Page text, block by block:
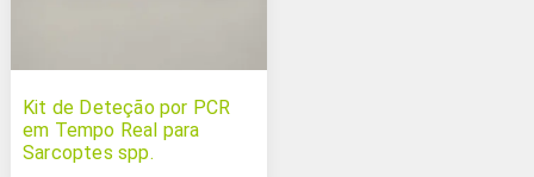
Kit de Deteção por PCR
em Tempo Real para
Sarcoptes spp.